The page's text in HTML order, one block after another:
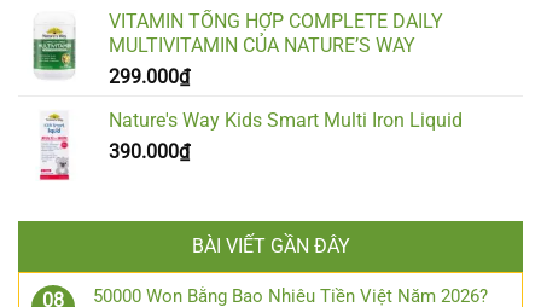
VITAMIN TỔNG HỢP COMPLETE DAILY
MULTIVITAMIN CỦA NATURE’S WAY
299.000₫
Nature's Way Kids Smart Multi Iron Liquid
390.000₫
BÀI VIẾT GẦN ĐÂY
08 50000 Won Bằng Bao Nhiêu Tiền Việt Năm 2026?